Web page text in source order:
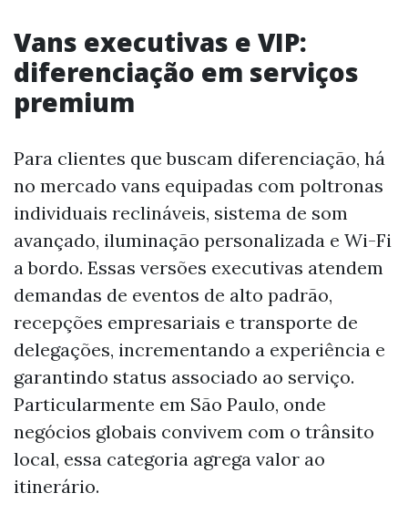
Vans executivas e VIP:
diferenciação em serviços
premium
Para clientes que buscam diferenciação, há
no mercado vans equipadas com poltronas
individuais reclináveis, sistema de som
avançado, iluminação personalizada e Wi-Fi
a bordo. Essas versões executivas atendem
demandas de eventos de alto padrão,
recepções empresariais e transporte de
delegações, incrementando a experiência e
garantindo status associado ao serviço.
Particularmente em São Paulo, onde
negócios globais convivem com o trânsito
local, essa categoria agrega valor ao
itinerário.